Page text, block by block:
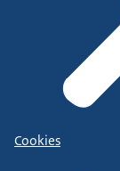
Cookies